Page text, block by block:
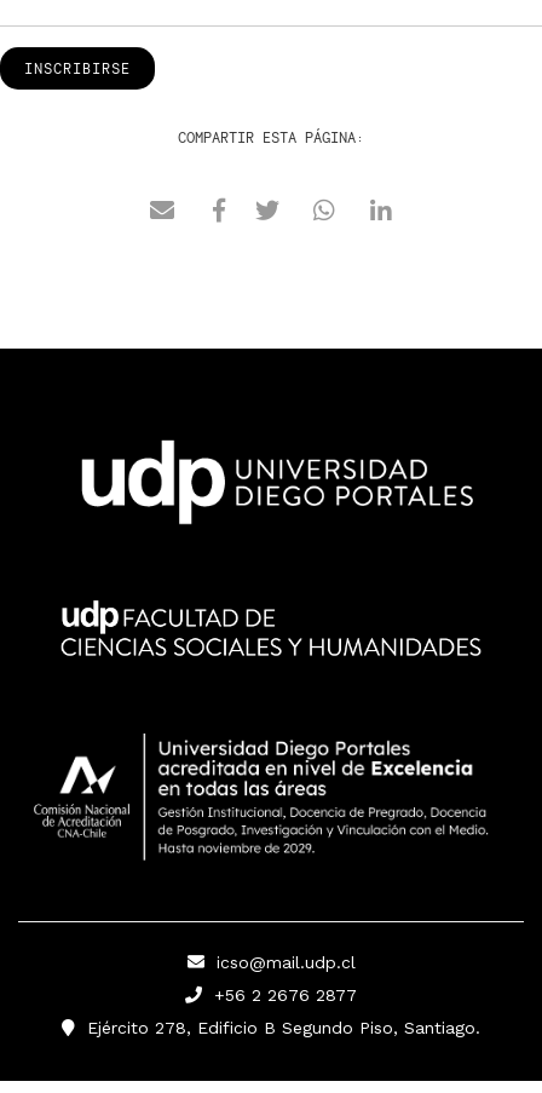
INSCRIBIRSE
COMPARTIR ESTA PÁGINA:
icso@mail.udp.cl
+56 2 2676 2877
Ejército 278, Edificio B Segundo Piso, Santiago.